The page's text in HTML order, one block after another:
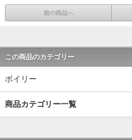
前の商品へ
この商品のカテゴリー
ボイリー
商品カテゴリー一覧